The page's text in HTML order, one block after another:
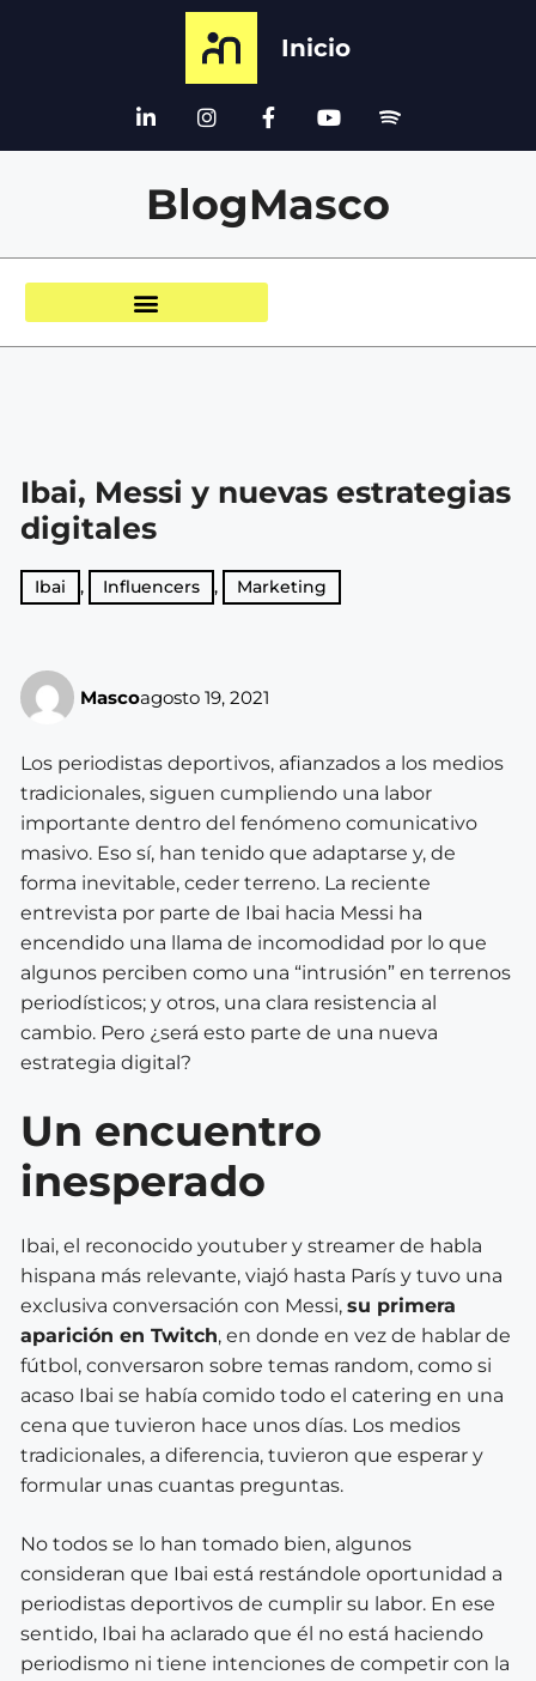
Inicio
BlogMasco
Ibai, Messi y nuevas estrategias
digitales
Ibai , Influencers , Marketing
Mascoagosto 19, 2021
Los periodistas deportivos, afianzados a los medios
tradicionales, siguen cumpliendo una labor
importante dentro del fenómeno comunicativo
masivo. Eso sí, han tenido que adaptarse y, de
forma inevitable, ceder terreno. La reciente
entrevista por parte de Ibai hacia Messi ha
encendido una llama de incomodidad por lo que
algunos perciben como una “intrusión” en terrenos
periodísticos; y otros, una clara resistencia al
cambio. Pero ¿será esto parte de una nueva
estrategia digital?
Un encuentro
inesperado
Ibai, el reconocido youtuber y streamer de habla
hispana más relevante, viajó hasta París y tuvo una
exclusiva conversación con Messi, su primera
aparición en Twitch, en donde en vez de hablar de
fútbol, conversaron sobre temas random, como si
acaso Ibai se había comido todo el catering en una
cena que tuvieron hace unos días. Los medios
tradicionales, a diferencia, tuvieron que esperar y
formular unas cuantas preguntas.
No todos se lo han tomado bien, algunos
consideran que Ibai está restándole oportunidad a
periodistas deportivos de cumplir su labor. En ese
sentido, Ibai ha aclarado que él no está haciendo
periodismo ni tiene intenciones de competir con la